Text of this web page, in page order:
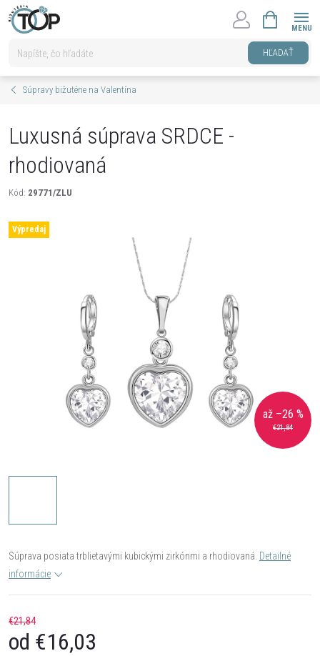
Prejsť
na
HĽADAŤ
KOŠÍK
Súpravy bižutérie na Valentína
Luxusná súprava SRDCE -
rhodiovaná
Kód: 29771/ZLU
Výpredaj
€21,84
až –26 %
Súprava posiata trblietavými kubickými zirkónmi a rhodiovaná. Detailné
informácie
€21,84
od €16,03